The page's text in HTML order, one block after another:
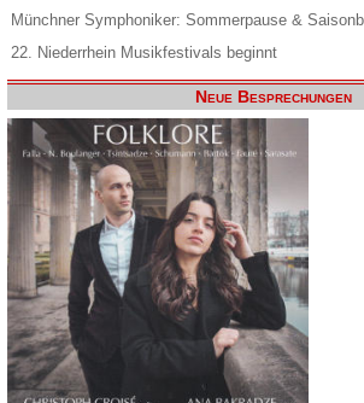
Münchner Symphoniker: Sommerpause &
22. Niederrhein Musikfestivals beginnt
Neue Besprechungen